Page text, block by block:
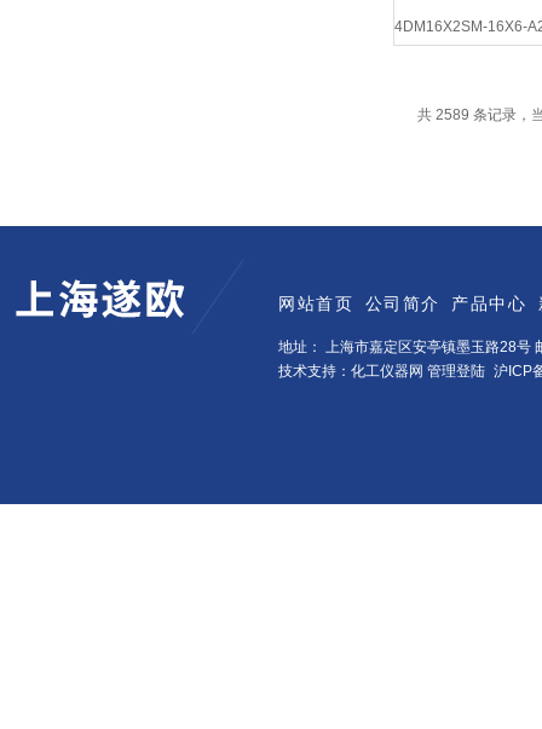
4DM16X2SM-16X6-
共 2589 条记录，
网站首页 公司简介 产品中心
地址： 上海市嘉定区安亭镇墨玉路28号
技术支持：化工仪器网 管理登陆 沪ICP